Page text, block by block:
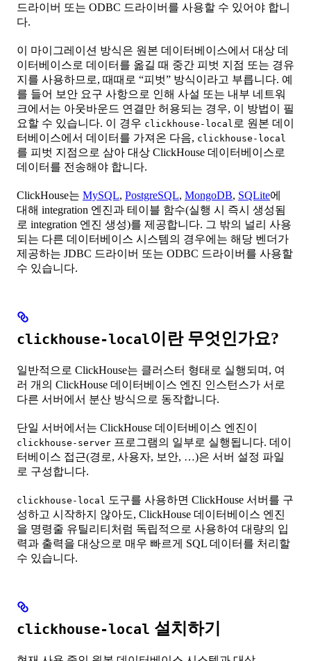
드라이버 또는 ODBC 드라이버를 사용할 수 있어야 합니
다.
이 마이그레이션 방식은 원본 데이터베이스에서 대상 데
이터베이스로 데이터를 옮길 때 중간 피벗 지점 또는 경유
지를 사용하므로, 때때로 “피벗” 방식이라고 부릅니다. 예
를 들어 보안 요구 사항으로 인해 사설 또는 내부 네트워
크에서는 아웃바운드 연결만 허용되는 경우, 이 방법이 필
요할 수 있습니다. 이 경우 clickhouse-local 로 원본 데이
터베이스에서 데이터를 가져온 다음, clickhouse-local
를 피벗 지점으로 삼아 대상 ClickHouse 데이터베이스로
데이터를 전송해야 합니다.
ClickHouse는 MySQL, PostgreSQL, MongoDB, SQLite에
대해 integration 엔진과 테이블 함수(실행 시 즉시 생성됨
로 integration 엔진 생성)를 제공합니다. 그 밖의 널리 사용
되는 다른 데이터베이스 시스템의 경우에는 해당 벤더가
제공하는 JDBC 드라이버 또는 ODBC 드라이버를 사용할
수 있습니다.
clickhouse-local이란 무엇인가요?
일반적으로 ClickHouse는 클러스터 형태로 실행되며, 여
러 개의 ClickHouse 데이터베이스 엔진 인스턴스가 서로
다른 서버에서 분산 방식으로 동작합니다.
단일 서버에서는 ClickHouse 데이터베이스 엔진이
clickhouse-server 프로그램의 일부로 실행됩니다. 데이
터베이스 접근(경로, 사용자, 보안, …)은 서버 설정 파일
로 구성합니다.
clickhouse-local 도구를 사용하면 ClickHouse 서버를 구
성하고 시작하지 않아도, ClickHouse 데이터베이스 엔진
을 명령줄 유틸리티처럼 독립적으로 사용하여 대량의 입
력과 출력을 대상으로 매우 빠르게 SQL 데이터를 처리할
수 있습니다.
clickhouse-local 설치하기